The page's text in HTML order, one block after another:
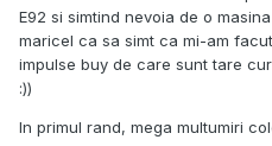
E92 si simtind nevoia de o
maricel ca sa simt ca mi-am
impulse buy de care sunt tare
:))
In primul rand, mega multumiri